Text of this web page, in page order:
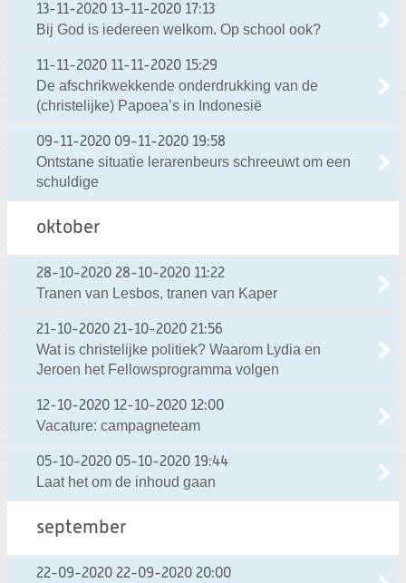
13-11-2020 13-11-2020 17:13
Bij God is iedereen welkom. Op school ook?
11-11-2020 11-11-2020 15:29
De afschrikwekkende onderdrukking van de
(christelijke) Papoea’s in Indonesië
09-11-2020 09-11-2020 19:58
Ontstane situatie lerarenbeurs schreeuwt om een
schuldige
oktober
28-10-2020 28-10-2020 11:22
Tranen van Lesbos, tranen van Kaper
21-10-2020 21-10-2020 21:56
Wat is christelijke politiek? Waarom Lydia en
Jeroen het Fellowsprogramma volgen
12-10-2020 12-10-2020 12:00
Vacature: campagneteam
05-10-2020 05-10-2020 19:44
Laat het om de inhoud gaan
september
22-09-2020 22-09-2020 20:00